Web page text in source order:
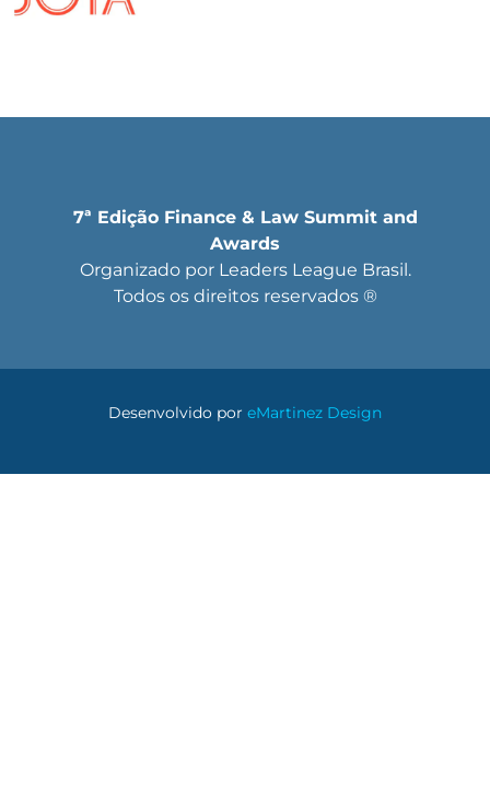
7ª Edição Finance & Law Summit and
Awards
Organizado por Leaders League Brasil.
Todos os direitos reservados ®
Desenvolvido por eMartinez Design